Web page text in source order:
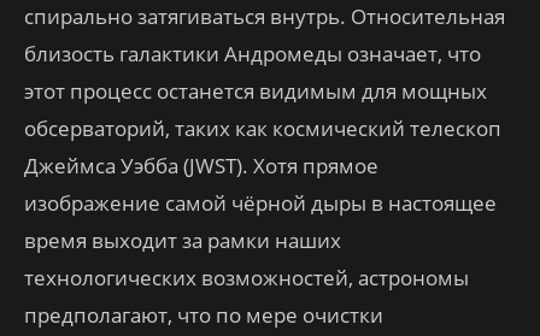
спирально затягиваться внутрь. Относительная
близость галактики Андромеды означает, что
этот процесс останется видимым для мощных
обсерваторий, таких как космический телескоп
Джеймса Уэбба (JWST). Хотя прямое
изображение самой чёрной дыры в настоящее
время выходит за рамки наших
технологических возможностей, астрономы
предполагают, что по мере очистки